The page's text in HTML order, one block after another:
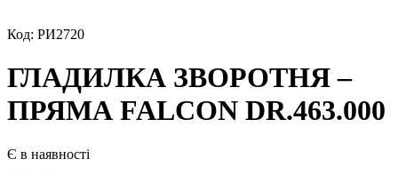
Код: РИ2720
ГЛАДИЛКА ЗВОРОТНЯ –
ПРЯМА FALCON DR.463.000
Є в наявності